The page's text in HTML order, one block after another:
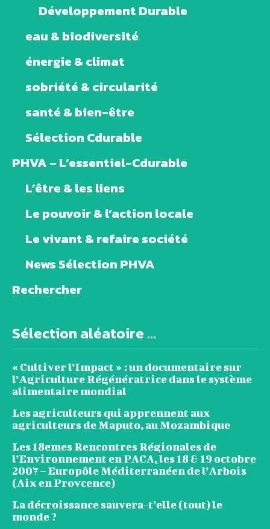
Développement Durable
eau & biodiversité
énergie & climat
sobriété & circularité
santé & bien-être
Sélection Cdurable
PHVA – L’essentiel-Cdurable
L’être & les liens
Le pouvoir & l’action locale
Le vivant & refaire société
News Sélection PHVA
Rechercher
Sélection aléatoire ...
« Cultiver l’Impact » : un documentaire sur
l’Agriculture Régénératrice dans le système
alimentaire mondial
Les agriculteurs qui apprennent aux
agriculteurs de Maputo, au Mozambique
Les 18emes Rencontres Régionales de
l’Environnement en PACA, les 18 & 19 octobre
2007 – Europôle Méditerranéen de l’Arbois
(Aix en Provcence)
La décroissance sauvera-t’elle (tout) le
monde ?